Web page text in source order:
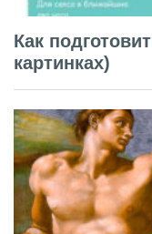
Как
картинках)